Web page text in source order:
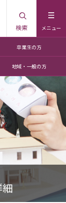
メニュー
検索
卒業生の方
地域・一般の方